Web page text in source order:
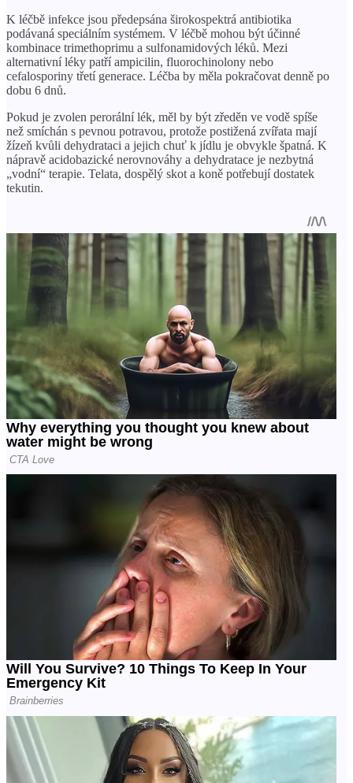
K léčbě infekce jsou předepsána širokospektrá antibiotika
podávaná speciálním systémem. V léčbě mohou být účinné
kombinace trimethoprimu a sulfonamidových léků. Mezi
alternativní léky patří ampicilin, fluorochinolony nebo
cefalosporiny třetí generace. Léčba by měla pokračovat denně po
dobu 6 dnů.
Pokud je zvolen perorální lék, měl by být zředěn ve vodě spíše
než smíchán s pevnou potravou, protože postižená zvířata mají
žízeň kvůli dehydrataci a jejich chuť k jídlu je obvykle špatná. K
nápravě acidobazické nerovnováhy a dehydratace je nezbytná
„vodní“ terapie. Telata, dospělý skot a koně potřebují dostatek
tekutin.